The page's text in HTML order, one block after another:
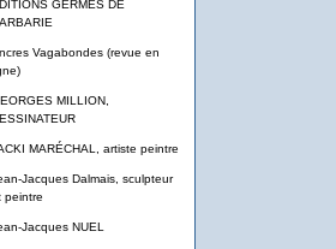
GERMES DE
Vagabondes (revue en
MILLION,
MARÉCHAL, artiste peintre
Jacques Dalmais, sculpteur
peintre
Jacques NUEL